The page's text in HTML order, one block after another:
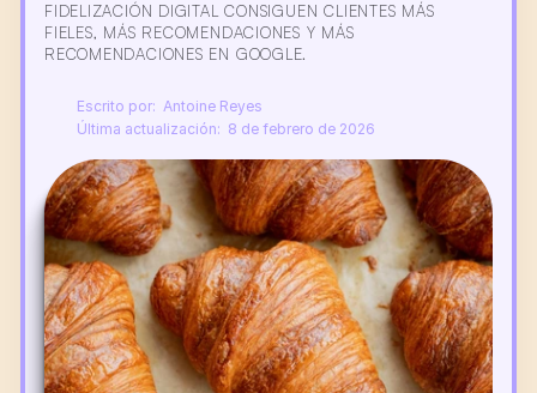
FIDELIZACIÓN DIGITAL CONSIGUEN CLIENTES MÁS
FIELES, MÁS RECOMENDACIONES Y MÁS
RECOMENDACIONES EN GOOGLE.
Escrito por:  Antoine Reyes
Última actualización:  8 de febrero de 2026